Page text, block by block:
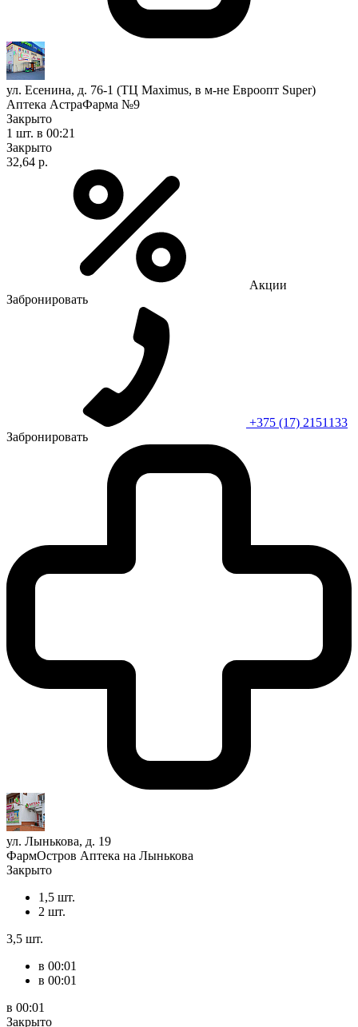
ул. Есенина, д. 76-1 (ТЦ Maximus, в м-не Евроопт Super)
Аптека АстраФарма №9
Закрыто
1 шт. в 00:21
Закрыто
32,64 р.
Акции
Забронировать
+375 (17) 2151133
Забронировать
ул. Лынькова, д. 19
ФармОстров Аптека на Лынькова
Закрыто
1,5 шт.
2 шт.
3,5 шт.
в 00:01
в 00:01
в 00:01
Закрыто